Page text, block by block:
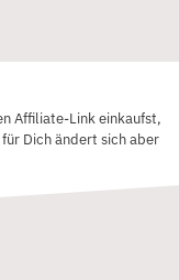
Affiliate-Link einkaufst,
Dich ändert sich aber